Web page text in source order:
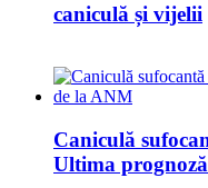
caniculă și vijelii
Caniculă
Ultima